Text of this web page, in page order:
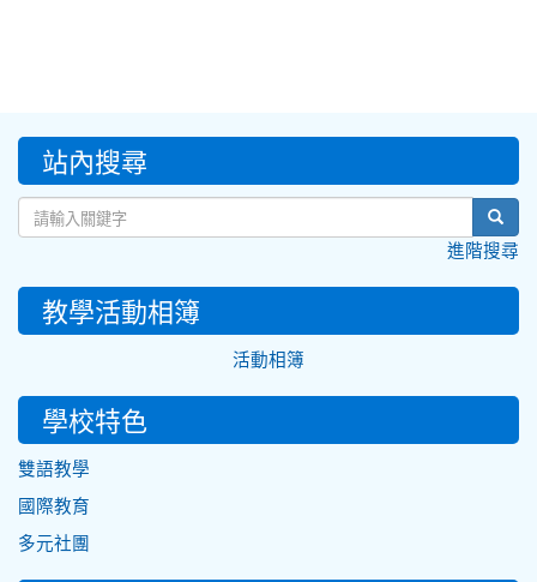
::: 站內搜尋
進階搜尋
教學活動相簿
活動相簿
學校特色
雙語教學
國際教育
多元社團